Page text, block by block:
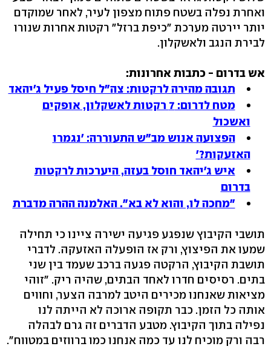
ואחרת נפלה בשטח פתוח מצפון לעיר, לאחר שמוקדם
יותר יירטה מערכת "כיפת ברזל" רקטות אחרות שנורו
לבירת הנגב ולאשקלון.
אש בדרום - כתבות אחרונות:
תגובה מהירה לרקטות: צה"ל חיסל פעיל ג'יהאד
מטח לדרום: 7 רקטות לאשקלון, אופקים
ואשכול
הפצועה אנוש מב"ש התעוררה: 'נגמרו
האזעקות?'
איש ג'יהאד חוסל בעזה, היערכות לרקטות
בדרום
"מחכה לו, והוא לא בא". האלמנה ההרה מדברת
תושבי הקיבוץ שנפגע פגיעה ישירה ציינו כי תחילה
שמעו את הפיצוץ, ורק אז הופעלה האזעקה. לדברי
תושבת הקיבוץ, הרקטה פגעה ברכב שעמד בין שני
בתים. רסיסים חדרו לאחד הבתים, שהיה ריק. "זוהי
מציאות שאנחנו מכירים היטב למרבה הצער, וחווים
אותה כל הזמן. כבר תקופה ארוכה לא הייתה לנו
נפילה בתוך הקיבוץ. מטבע הדברים זה גרם לבהלה
רבה ורק מוכיח לנו עד כמה אנחנו כמו ברווזים במטווח".